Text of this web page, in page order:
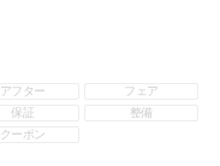
アフター
フェア
保証
整備
クーポン